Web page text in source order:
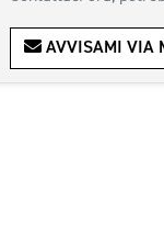
AVVISAMI VIA